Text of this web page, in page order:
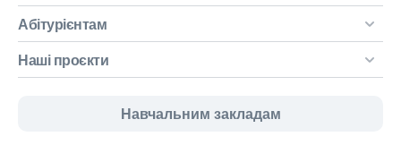
Абітурієнтам
Наші проєкти
Навчальним закладам